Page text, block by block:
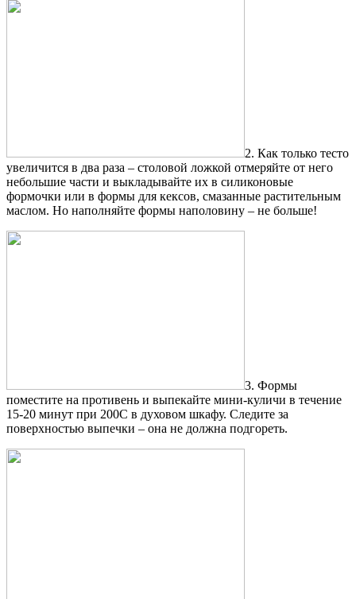
2. Как только тесто
увеличится в два раза – столовой ложкой отмеряйте от него
небольшие части и выкладывайте их в силиконовые
формочки или в формы для кексов, смазанные растительным
маслом. Но наполняйте формы наполовину – не больше!
3. Формы
поместите на противень и выпекайте мини-куличи в течение
15-20 минут при 200С в духовом шкафу. Следите за
поверхностью выпечки – она не должна подгореть.